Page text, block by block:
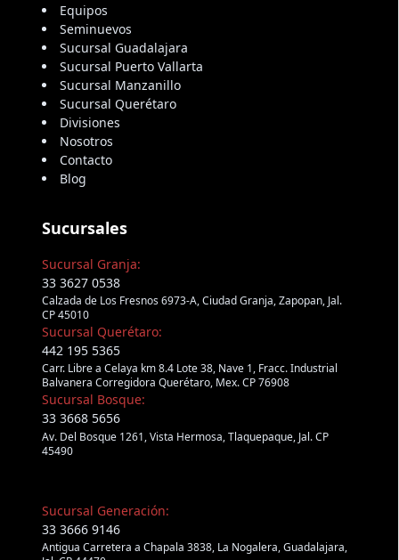
Equipos
Seminuevos
Sucursal Guadalajara
Sucursal Puerto Vallarta
Sucursal Manzanillo
Sucursal Querétaro
Divisiones
Nosotros
Contacto
Blog
Sucursales
Sucursal Granja:
33 3627 0538
Calzada de Los Fresnos 6973-A, Ciudad Granja, Zapopan, Jal.
CP 45010
Sucursal Querétaro:
442 195 5365
Carr. Libre a Celaya km 8.4 Lote 38, Nave 1, Fracc. Industrial
Balvanera Corregidora Querétaro, Mex. CP 76908
Sucursal Bosque:
33 3668 5656
Av. Del Bosque 1261, Vista Hermosa, Tlaquepaque, Jal. CP
45490
Sucursal Generación:
33 3666 9146
Antigua Carretera a Chapala 3838, La Nogalera, Guadalajara,